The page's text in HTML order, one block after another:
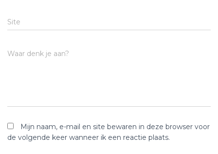
Site
Waar denk je aan?
Mijn naam, e-mail en site bewaren in deze browser voor
de volgende keer wanneer ik een reactie plaats.